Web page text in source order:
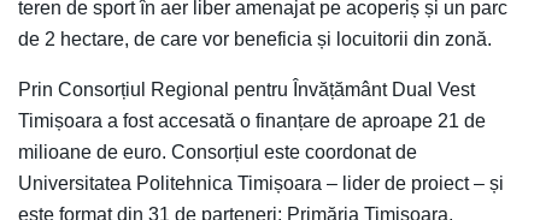
teren de sport în aer liber amenajat pe acoperiș și un parc
de 2 hectare, de care vor beneficia și locuitorii din zonă.
Prin Consorțiul Regional pentru Învățământ Dual Vest
Timișoara a fost accesată o finanțare de aproape 21 de
milioane de euro. Consorțiul este coordonat de
Universitatea Politehnica Timișoara – lider de proiect – și
este format din 31 de parteneri: Primăria Timișoara,